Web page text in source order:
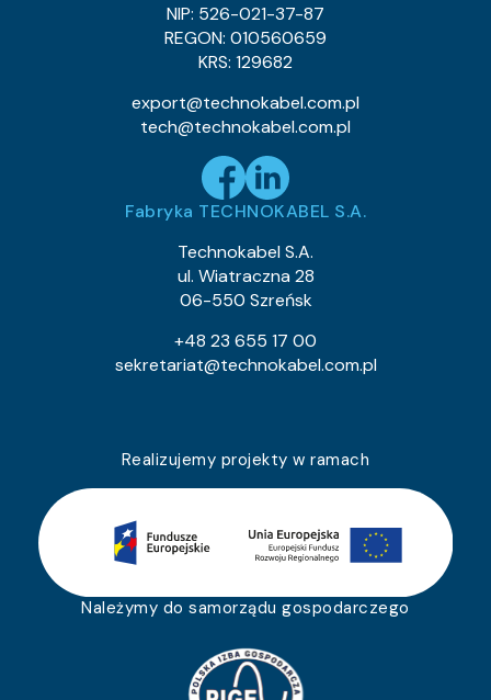
NIP: 526-021-37-87
REGON: 010560659
KRS: 129682
export@technokabel.com.pl
tech@technokabel.com.pl
Fabryka TECHNOKABEL S.A.
Technokabel S.A.
ul. Wiatraczna 28
06-550 Szreńsk
+48 23 655 17 00
sekretariat@technokabel.com.pl
Realizujemy projekty w ramach
Należymy do samorządu gospodarczego